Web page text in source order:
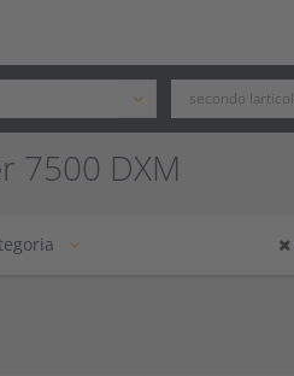
7500 DXM